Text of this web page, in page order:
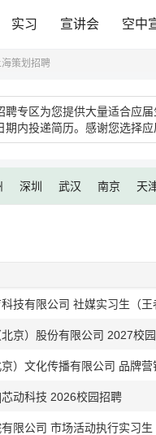
实习 宣讲会 空中
策划招聘
聘专区为您提供大量适合应
期内投递简历。感谢您选择
深圳 武汉 南京 天
技有限公司 社媒实习生（
京）股份有限公司 2027校
动科技 2026校园招聘
限公司 市场活动执行实习生